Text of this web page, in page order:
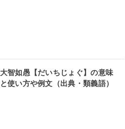
大智如愚【だいちじょぐ】の意味
と使い方や例文（出典・類義語）